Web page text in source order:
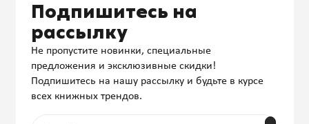
Подпишитесь на
рассылку
Не пропустите новинки, специальные
предложения и эксклюзивные скидки!
Подпишитесь на нашу рассылку и будьте в курсе
всех книжных трендов.